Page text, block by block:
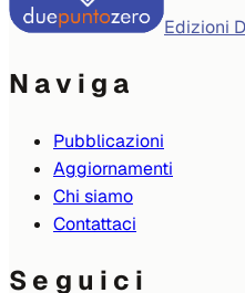
Edizioni
Naviga
Pubblicazioni
Aggiornamenti
Chi siamo
Contattaci
Seguici